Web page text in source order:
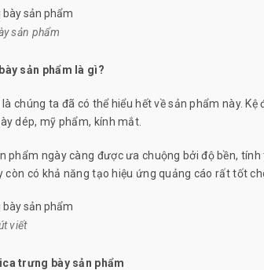
sản phẩm
sản phẩm là gì?
là chúng ta đã có thể hiểu hết về sản phẩm này.
dép, mỹ phẩm, kính mắt.
phẩm ngày càng được ưa chuộng bởi độ bền,
còn có khả năng tạo hiệu ứng quảng cáo rất tốt
viết
trưng bày sản phẩm